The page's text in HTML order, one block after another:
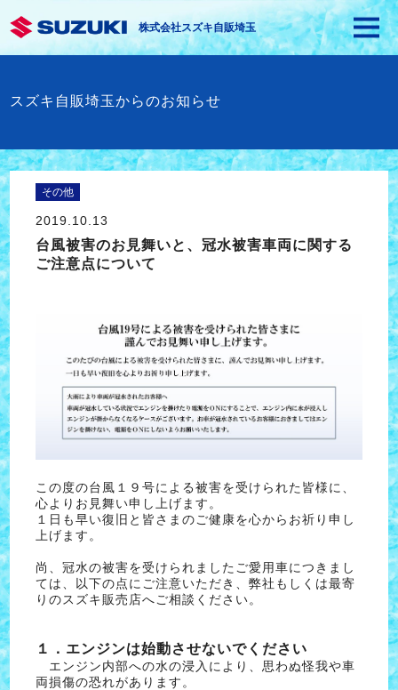
株式会社スズキ自販埼玉
スズキ自販埼玉からのお知らせ
その他
2019.10.13
台風被害のお見舞いと、冠水被害車両に関する
ご注意点について
この度の台風１９号による被害を受けられた皆様に、
心よりお見舞い申し上げます。
１日も早い復旧と皆さまのご健康を心からお祈り申し
上げます。
尚、冠水の被害を受けられましたご愛用車につきまし
ては、以下の点にご注意いただき、弊社もしくは最寄
りのスズキ販売店へご相談ください。
１．エンジンは始動させないでください
エンジン内部への水の浸入により、思わぬ怪我や車
両損傷の恐れがあります。